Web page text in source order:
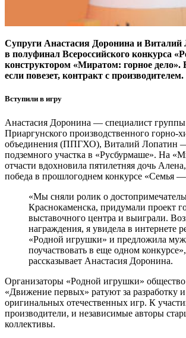
Супруги Анастасия Доронина и
в полуфинал Всероссийского конкурса
конструктором «Миратом: горное дело».
если повезет, контракт с производителем.
Вступили в игру
Анастасия Доронина — ​специалист группы
Приаргунского производственного горно­-
объединения (ППГХО), Виталий Лопатин
подземного участка в «Русбурмаше». На
отчасти вдохновила пятилетняя дочь
победа в прошлогоднем конкурсе «Семья
«Мы сняли ролик о
Краснокаменска, придумали проект
выставочного центра и выиграли.
награждения, я увидела в интернете
«Родной игрушки» и предложила
поучаствовать в еще одном
рассказывает Анастасия Доронина.
Организаторы «Родной игрушки»
«Движение первых» ратуют за разработку
оригинальных отечественных игр. К
производители, и независимые авторы
коллективы.